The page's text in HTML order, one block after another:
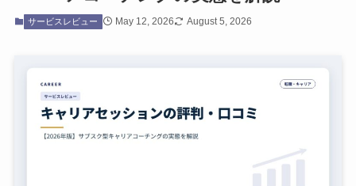
サービスレビュー May 12, 2026 August 5, 2026